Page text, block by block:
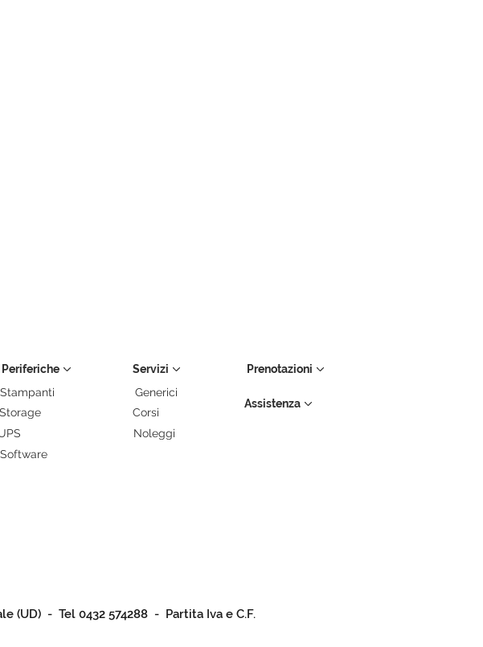
Periferiche
Stampanti
Storage
Software
Servizi
Generici
Corsi
Noleggi
Prenotazioni
Assistenza
(UD) - Tel 0432 574288 - Partita Iva e C.F.